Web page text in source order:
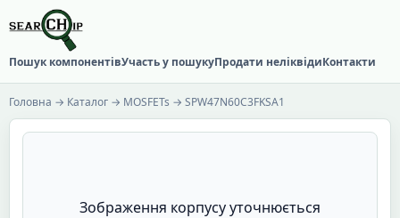
Пошук компонентівУчасть у пошукуПродати неліквідиКонтакти
Головна → Каталог → MOSFETs → SPW47N60C3FKSA1
Зображення корпусу уточнюється